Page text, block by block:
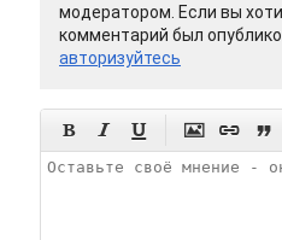
модератором. Если вы
комментарий был
авторизуйтесь
     